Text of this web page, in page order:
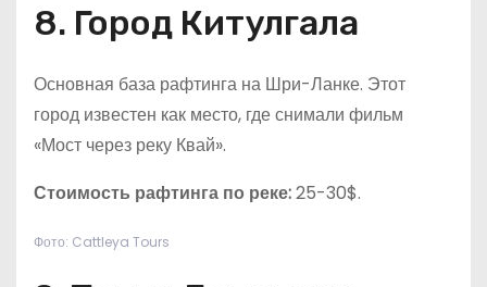
8. Город Китулгала
Основная база рафтинга на Шри-Ланке. Этот
город известен как место, где снимали фильм
«Мост через реку Квай».
Стоимость рафтинга по реке:25-30$.
Фото: Cattleya Tours